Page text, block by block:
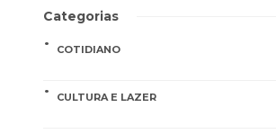
Categorias
COTIDIANO
CULTURA E LAZER